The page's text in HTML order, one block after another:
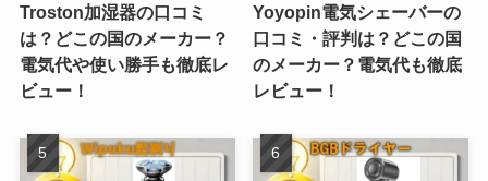
Troston加湿器の口コミ
は？どこの国のメーカー？
電気代や使い勝手も徹底レ
ビュー！
Yoyopin電気シェーバーの
口コミ・評判は？どこの国
のメーカー？電気代も徹底
レビュー！